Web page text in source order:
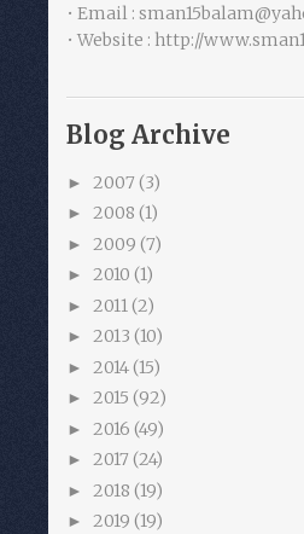
• Email :
• Website : http://
Blog Archive
► 2007 (3)
► 2008 (1)
► 2009 (7)
► 2010 (1)
► 2011 (2)
► 2013 (10)
► 2014(15)
► 2015 (92)
► 2016 (49)
► 2017 (24)
► 2018 (19)
► 2019 (19)